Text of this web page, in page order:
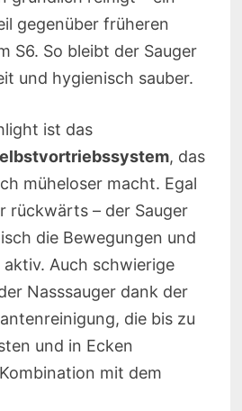
gegenüber früheren
S6. So bleibt der Sauger
und hygienisch sauber.
ist das
, das
müheloser macht. Egal
rückwärts – der Sauger
die Bewegungen und
Auch schwierige
Nasssauger dank der
die bis zu
und in Ecken
mit dem